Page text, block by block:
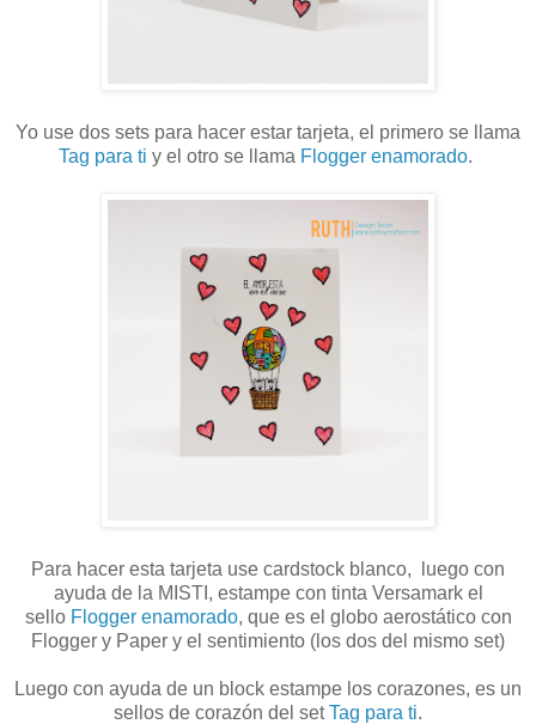
Yo use dos sets para hacer estar tarjeta, el primero se llama
Tag para ti y el otro se llama Flogger enamorado.
Para hacer esta tarjeta use cardstock blanco, luego con
ayuda de la MISTI, estampe con tinta Versamark el
sello Flogger enamorado, que es el globo aerostático con
Flogger y Paper y el sentimiento (los dos del mismo set)
Luego con ayuda de un block estampe los corazones, es un
sellos de corazón del setTag para ti.